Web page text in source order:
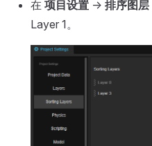
在 项目设置 -> 排序图层
Layer 1。